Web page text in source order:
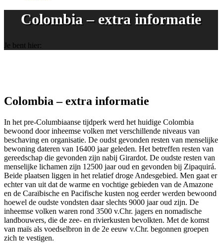
Colombia – extra informatie
Je bent hier:
Colombia – extra informatie
In het pre-Columbiaanse tijdperk werd het huidige Colombia
bewoond door inheemse volken met verschillende niveaus van
beschaving en organisatie. De oudst gevonden resten van menselijke
bewoning dateren van 16400 jaar geleden. Het betreffen resten van
gereedschap die gevonden zijn nabij Girardot. De oudste resten van
menselijke lichamen zijn 12500 jaar oud en gevonden bij Zipaquirá.
Beide plaatsen liggen in het relatief droge Andesgebied. Men gaat er
echter van uit dat de warme en vochtige gebieden van de Amazone
en de Caraïbische en Pacifische kusten nog eerder werden bewoond
hoewel de oudste vondsten daar slechts 9000 jaar oud zijn. De
inheemse volken waren rond 3500 v.Chr. jagers en nomadische
landbouwers, die de zee- en rivierkusten bevolkten. Met de komst
van maïs als voedselbron in de 2e eeuw v.Chr. begonnen groepen
zich te vestigen.